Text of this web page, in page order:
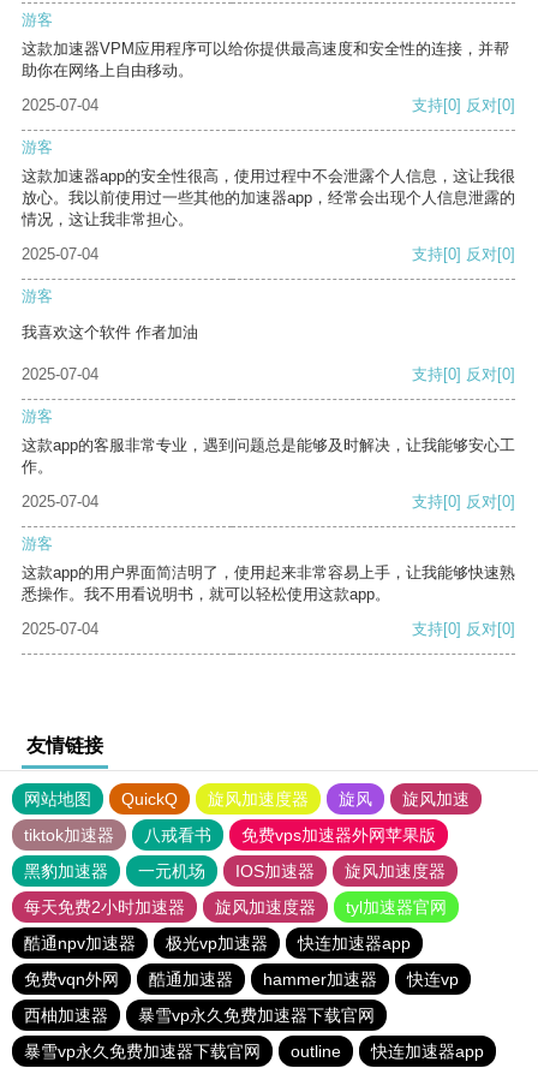
游客
这款加速器VPM应用程序可以给你提供最高速度和安全性的连接，并帮
助你在网络上自由移动。
2025-07-04
支持[0] 反对[0]
游客
这款加速器app的安全性很高，使用过程中不会泄露个人信息，这让我很
放心。我以前使用过一些其他的加速器app，经常会出现个人信息泄露的
情况，这让我非常担心。
2025-07-04
支持[0] 反对[0]
游客
我喜欢这个软件 作者加油
2025-07-04 支持[0] 反对[0]
游客
这款app的客服非常专业，遇到问题总是能够及时解决，让我能够安心工
作。
2025-07-04
支持[0] 反对[0]
游客
这款app的用户界面简洁明了，使用起来非常容易上手，让我能够快速熟
悉操作。我不用看说明书，就可以轻松使用这款app。
2025-07-04
支持[0] 反对[0]
友情链接
网站地图 QuickQ 旋风加速度器 旋风
旋风加速
tiktok加速器
八戒看书
免费vps加速器外网苹果版
黑豹加速器
一元机场 IOS加速器
旋风加速度器
每天免费2小时加速器
旋风加速度器
tyl加速器官网
酷通npv加速器
极光vp加速器
快连加速器app
免费vqn外网
酷通加速器 hammer加速器
快连vp
西柚加速器
暴雪vp永久免费加速器下载官网
暴雪vp永久免费加速器下载官网
outline 快连加速器app